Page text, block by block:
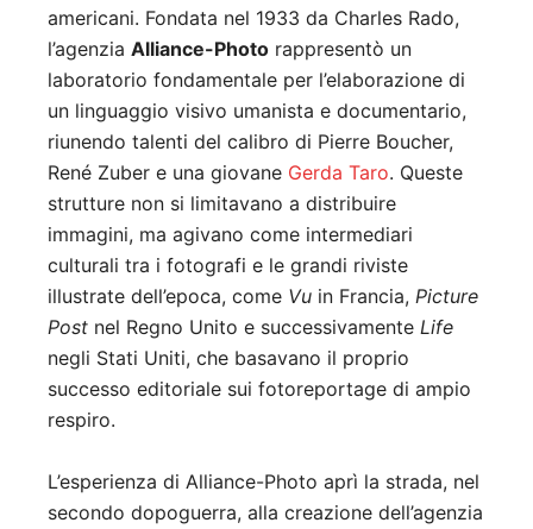
americani. Fondata nel 1933 da Charles Rado,
l’agenzia Alliance-Photo rappresentò un
laboratorio fondamentale per l’elaborazione di
un linguaggio visivo umanista e documentario,
riunendo talenti del calibro di Pierre Boucher,
René Zuber e una giovane Gerda Taro. Queste
strutture non si limitavano a distribuire
immagini, ma agivano come intermediari
culturali tra i fotografi e le grandi riviste
illustrate dell’epoca, come Vu in Francia, Picture
Post nel Regno Unito e successivamente Life
negli Stati Uniti, che basavano il proprio
successo editoriale sui fotoreportage di ampio
respiro.
L’esperienza di Alliance-Photo aprì la strada, nel
secondo dopoguerra, alla creazione dell’agenzia